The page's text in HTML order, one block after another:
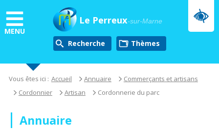
au
contenu
principal
MENU
Le Perreux-sur-Marne
Recherche thèmes
Vous êtes ici : Accueil Annuaire
Commerçants et artisans
Cordonnier
Artisan Cordonnerie du parc
Annuaire